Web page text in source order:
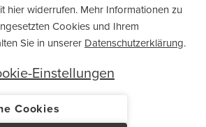
hier widerrufen. Mehr Informationen zu
Cookies und Ihrem
Sie in unserer Datenschutzerklärung.
Einstellungen
Cookies